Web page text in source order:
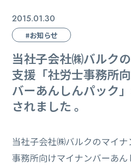
2015.01.30
#お知らせ
当社子会社㈱バルク
支援「社労士事務所
バーあんしんパック
されました 。
当社子会社㈱バルクのマイ
事務所向けマイナンバーあ